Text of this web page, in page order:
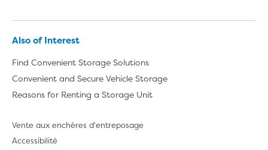
Also of Interest
Find Convenient Storage Solutions
Convenient and Secure Vehicle Storage
Reasons for Renting a Storage Unit
Vente aux enchères d'entreposage
Accessibilité